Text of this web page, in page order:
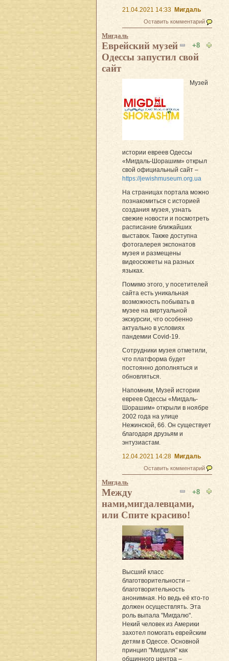
21.04.2021 14:33
Мигдаль
Оставить комментарий
Мигдаль
+8
Еврейский музей
Одессы запустил свой
сайт
Музей
истории евреев Одессы
«Мигдаль-Шорашим» открыл
свой официальный сайт –
https://jewishmuseum.org.ua
На страницах портала можно
познакомиться с историей
создания музея, узнать
свежие новости и посмотреть
расписание ближайших
выставок. Также доступна
фотогалерея экспонатов
музея и размещены
видеосюжеты на разных
языках.
Помимо этого, у посетителей
сайта есть уникальная
возможность побывать в
музее на виртуальной
экскурсии, что особенно
актуально в условиях
пандемии Covid-19.
Сотрудники музея отметили,
что платформа будет
постоянно дополняться и
обновляться.
Напомним, Музей истории
евреев Одессы «Мигдаль-
Шорашим» открыли в ноябре
2002 года на улице
Нежинской, 66. Он существует
благодаря друзьям и
энтузиастам.
12.04.2021 14:28 Мигдаль
Оставить комментарий
Мигдаль
+8
Между
нами,мигдалевцами,
или Спите красиво!
Высший класс
благотворительности –
благотворительность
анонимная. Но ведь её кто-то
должен осуществлять. Эта
роль выпала "Мигдалю".
Некий человек из Америки
захотел помогать еврейским
детям в Одессе. Основной
принцип "Мигдаля" как
общинного центра –